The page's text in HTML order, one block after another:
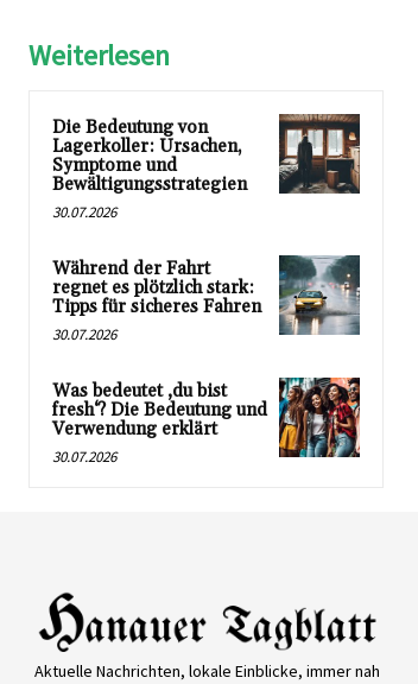
Weiterlesen
Die Bedeutung von
Lagerkoller: Ursachen,
Symptome und
Bewältigungsstrategien
30.07.2026
Während der Fahrt
regnet es plötzlich stark:
Tipps für sicheres Fahren
30.07.2026
Was bedeutet ‚du bist
fresh‘? Die Bedeutung und
Verwendung erklärt
30.07.2026
Aktuelle Nachrichten, lokale Einblicke, immer nah